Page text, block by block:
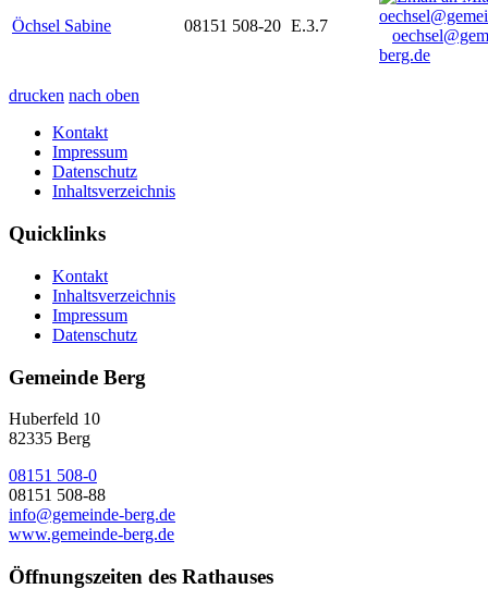
Öchsel Sabine 08151 508-20 E.3.7
berg.de
drucken nach oben
Kontakt
Impressum
Datenschutz
Inhaltsverzeichnis
Quicklinks
Kontakt
Inhaltsverzeichnis
Impressum
Datenschutz
Gemeinde Berg
Huberfeld 10
82335 Berg
08151 508-0
08151 508-88
info@gemeinde-berg.de
www.gemeinde-berg.de
Öffnungszeiten des Rathauses